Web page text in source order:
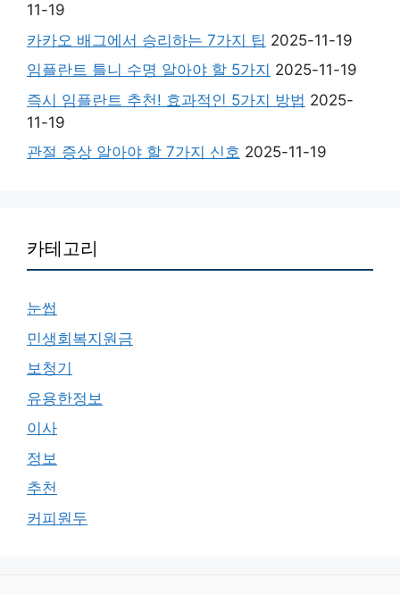
11-19
카카오 배그에서 승리하는 7가지 팁 2025-11-19
임플란트 틀니 수명 알아야 할 5가지 2025-11-19
즉시 임플란트 추천! 효과적인 5가지 방법 2025-
11-19
관절 증상 알아야 할 7가지 신호 2025-11-19
카테고리
눈썹
민생회복지원금
보청기
유용한정보
이사
정보
추천
커피원두